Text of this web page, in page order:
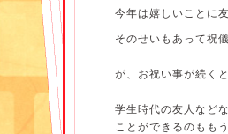
今年は嬉しいことに
そのせいもあって祝
が、お祝い事が続く
学生時代の友人など
ことができるのもも